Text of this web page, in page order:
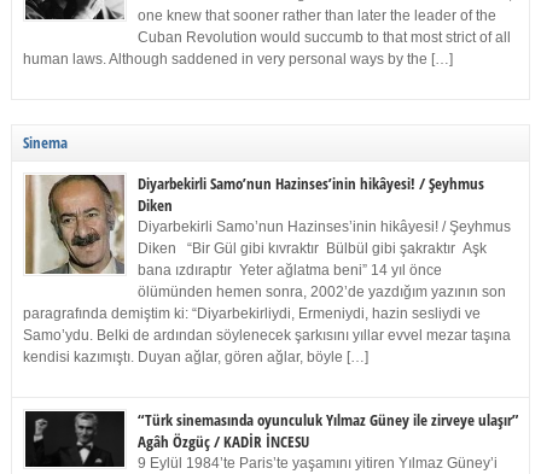
one knew that sooner rather than later the leader of the
Cuban Revolution would succumb to that most strict of all
human laws. Although saddened in very personal ways by the […]
Sinema
Diyarbekirli Samo’nun Hazinses’inin hikâyesi! / Şeyhmus
Diken
Diyarbekirli Samo’nun Hazinses’inin hikâyesi! / Şeyhmus
Diken “Bir Gül gibi kıvraktır Bülbül gibi şakraktır Aşk
bana ızdıraptır Yeter ağlatma beni” 14 yıl önce
ölümünden hemen sonra, 2002’de yazdığım yazının son
paragrafında demiştim ki: “Diyarbekirliydi, Ermeniydi, hazin sesliydi ve
Samo’ydu. Belki de ardından söylenecek şarkısını yıllar evvel mezar taşına
kendisi kazımıştı. Duyan ağlar, gören ağlar, böyle […]
“Türk sinemasında oyunculuk Yılmaz Güney ile zirveye ulaşır”
Agâh Özgüç / KADİR İNCESU
9 Eylül 1984’te Paris’te yaşamını yitiren Yılmaz Güney’i